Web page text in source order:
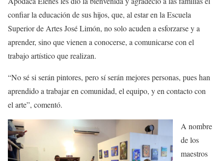
confiar la educación de sus hijos, que, al estar en la Escuela
Superior de ArtesJosé Limón, no solo acuden a esforzarse y a
aprender, sino que vienen a conocerse, a comunicarse con el
trabajo artístico que realizan.
“No sé si serán pintores, pero sí serán mejores personas, pues han
aprendido a trabajar en comunidad, el equipo, y en contacto con
el arte”, comentó.
A nombre
de los
maestros